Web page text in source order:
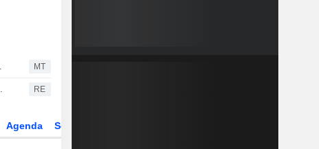
co-brandée MT
un été incertain RE
Agenda Secteur